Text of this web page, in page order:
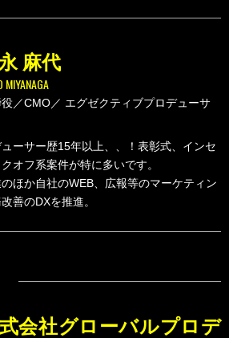
MIYANAGA
麻代
／CMO／ エグゼクティブプロデューサ
ーサー歴15年以上、、！表彰式、インセ
オフ系案件が特に多いです。
ほか自社のWEB、広報等のマーケティン
善のDXを推進。
会社グローバルプロデ